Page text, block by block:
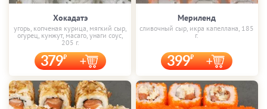
Хокадатэ
угорь, копченая курица, мягкий сыр,
огурец, кунжут, масаго, унаги соус,
205 г.
379
Мериленд
сливочный сыр, икра капеллана, 185
г.
399